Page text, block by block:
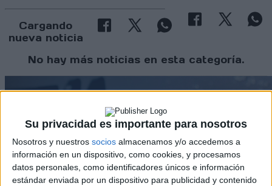
Su privacidad es importante para nosotros
Nosotros y nuestros socios almacenamos y/o accedemos a
información en un dispositivo, como cookies, y procesamos
datos personales, como identificadores únicos e información
estándar enviada por un dispositivo para publicidad y contenido
Cargando
nueva noticia
No hay más noticias en esta categoría.
Rallyes